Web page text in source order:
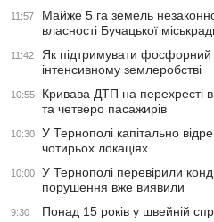
11:57
Майже 5 га земель
власності Бучацької
11:42
Як підтримувати фосфорний
інтенсивному землеробстві
10:55
Кривава ДТП на перехресті
та четверо пасажирів
10:30
У Тернополі капітально
чотирьох локаціях
10:00
У Тернополі перевірили
порушення вже виявили
9:30
Понад 15 років у швейній